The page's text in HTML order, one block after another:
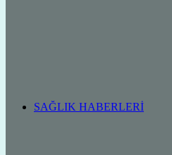
SAĞLIK HABERLERI